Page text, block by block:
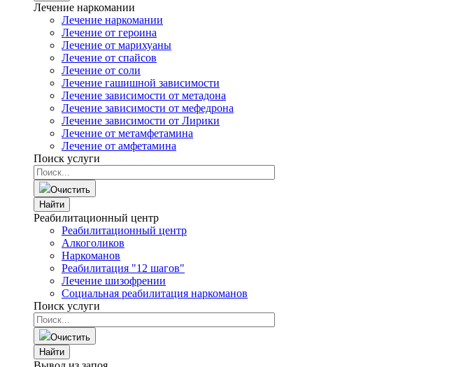
Лечение наркомании
Лечение наркомании
Лечение от героина
Лечение от марихуаны
Лечение от спайсов
Лечение от соли
Лечение гашишной зависимости
Лечение зависимости от метадона
Лечение зависимости от мефедрона
Лечение зависимости от Лирики
Лечение от метамфетамина
Лечение от амфетамина
Поиск услуги
Очистить
Найти
Реабилитационный центр
Реабилитационный центр
Алкоголиков
Наркоманов
Реабилитация "12 шагов"
Лечение шизофрении
Социальная реабилитация наркоманов
Поиск услуги
Очистить
Найти